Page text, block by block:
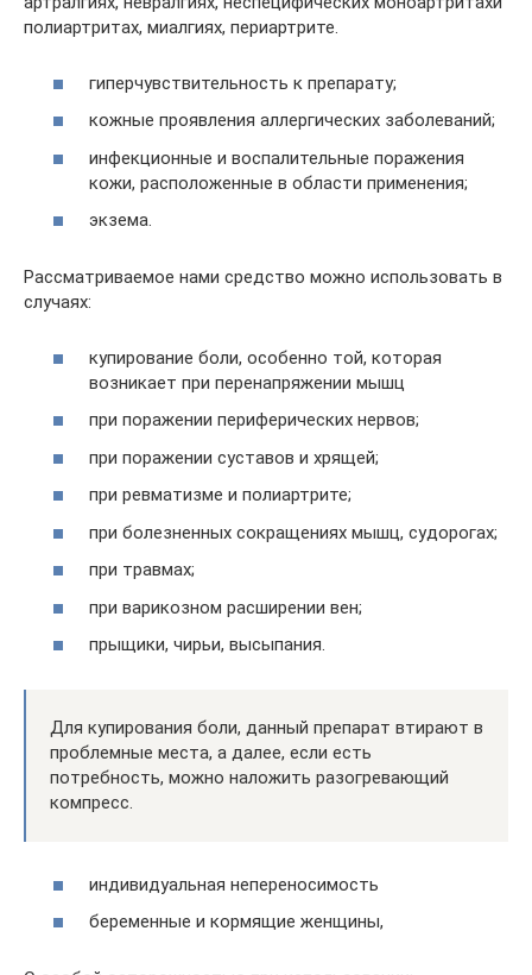
полиартритах, миалгиях, периартрите.
гиперчувствительность к препарату;
кожные проявления аллергических заболеваний;
инфекционные и воспалительные поражения
кожи, расположенные в области применения;
экзема.
Рассматриваемое нами средство можно использовать в
случаях:
купирование боли, особенно той, которая
возникает при перенапряжении мышц
при поражении периферических нервов;
при поражении суставов и хрящей;
при ревматизме и полиартрите;
при болезненных сокращениях мышц, судорогах;
при травмах;
при варикозном расширении вен;
прыщики, чирьи, высыпания.
Для купирования боли, данный препарат втирают в
проблемные места, а далее, если есть
потребность, можно наложить разогревающий
компресс.
индивидуальная непереносимость
беременные и кормящие женщины,